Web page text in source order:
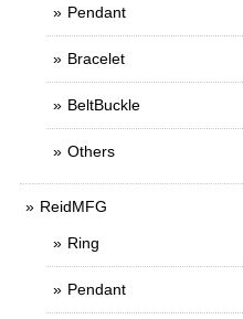
Pendant
Bracelet
BeltBuckle
Others
ReidMFG
Ring
Pendant